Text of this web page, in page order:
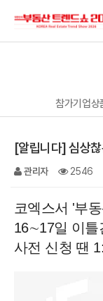
참가기업상
[알립니다] 심상
관리자 2546
코엑스서 '부
16∼17일 이틀
사전 신청 땐